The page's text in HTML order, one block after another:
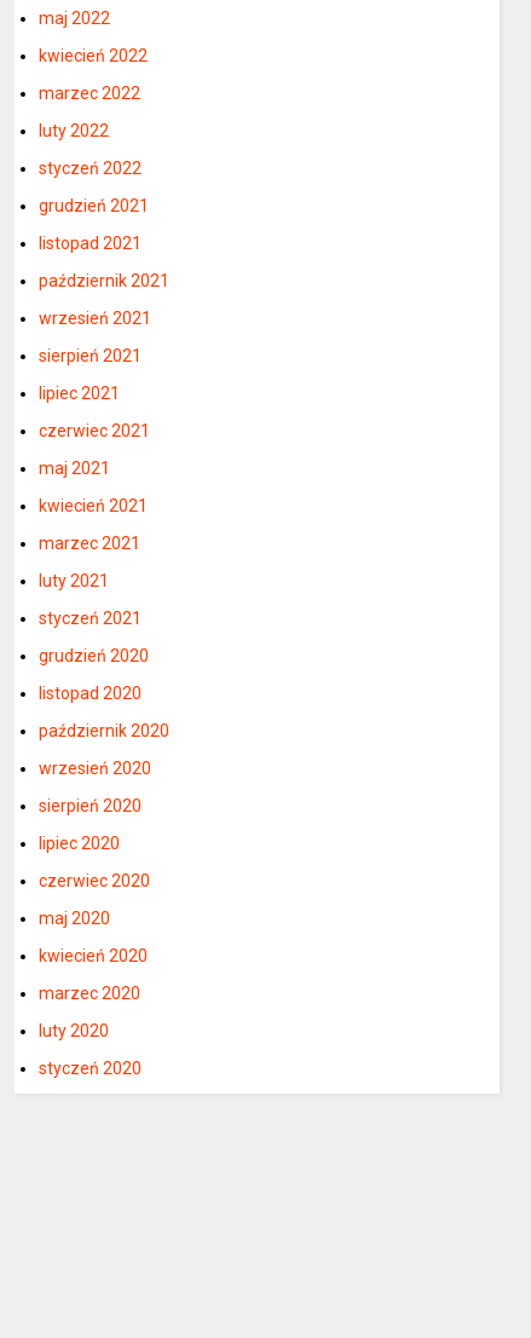
maj 2022
kwiecień 2022
marzec 2022
luty 2022
styczeń 2022
grudzień 2021
listopad 2021
październik 2021
wrzesień 2021
sierpień 2021
lipiec 2021
czerwiec 2021
maj 2021
kwiecień 2021
marzec 2021
luty 2021
styczeń 2021
grudzień 2020
listopad 2020
październik 2020
wrzesień 2020
sierpień 2020
lipiec 2020
czerwiec 2020
maj 2020
kwiecień 2020
marzec 2020
luty 2020
styczeń 2020